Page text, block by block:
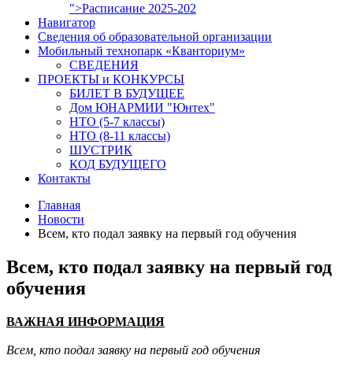
">Расписание 2025-202
Навигатор
Сведения об образовательной организации
Мобильный технопарк «Кванториум»
СВЕДЕНИЯ
ПРОЕКТЫ и КОНКУРСЫ
БИЛЕТ В БУДУЩЕЕ
Дом ЮНАРМИИ "Юнтех"
НТО (5-7 классы)
НТО (8-11 классы)
ШУСТРИК
КОД БУДУЩЕГО
Контакты
Главная
Новости
Всем, кто подал заявку на первый год обучения
Всем, кто подал заявку на первый год
обучения
ВАЖНАЯ ИНФОРМАЦИЯ
Всем, кто подал заявку на первый год обучения